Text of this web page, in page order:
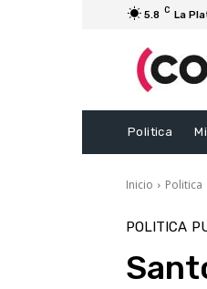
5.8 C La
Politica
Inicio Politica
POLITICA